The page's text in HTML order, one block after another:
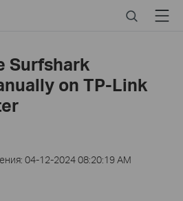
SearchMenu
Surfshark
on TP-Link
04-12-2024 08:20:19 AM